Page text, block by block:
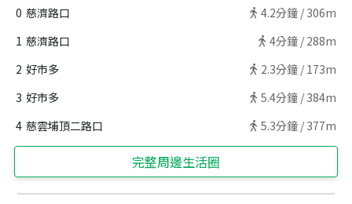
0 慈濟路口 4.2分鐘 / 306m
1 慈濟路口 4分鐘 / 288m
2 好市多 2.3分鐘 / 173m
3 好市多 5.4分鐘 / 384m
4 慈雲埔頂二路口 5.3分鐘 / 377m
完整周邊生活圈